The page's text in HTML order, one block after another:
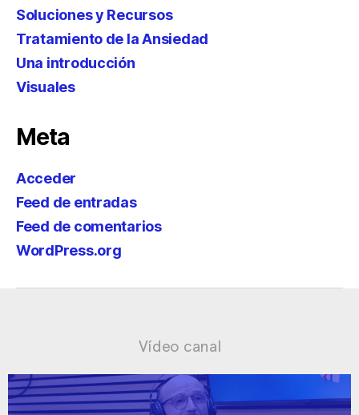
Soluciones y Recursos
Tratamiento de la Ansiedad
Una introducción
Visuales
Meta
Acceder
Feed de entradas
Feed de comentarios
WordPress.org
Vídeo canal